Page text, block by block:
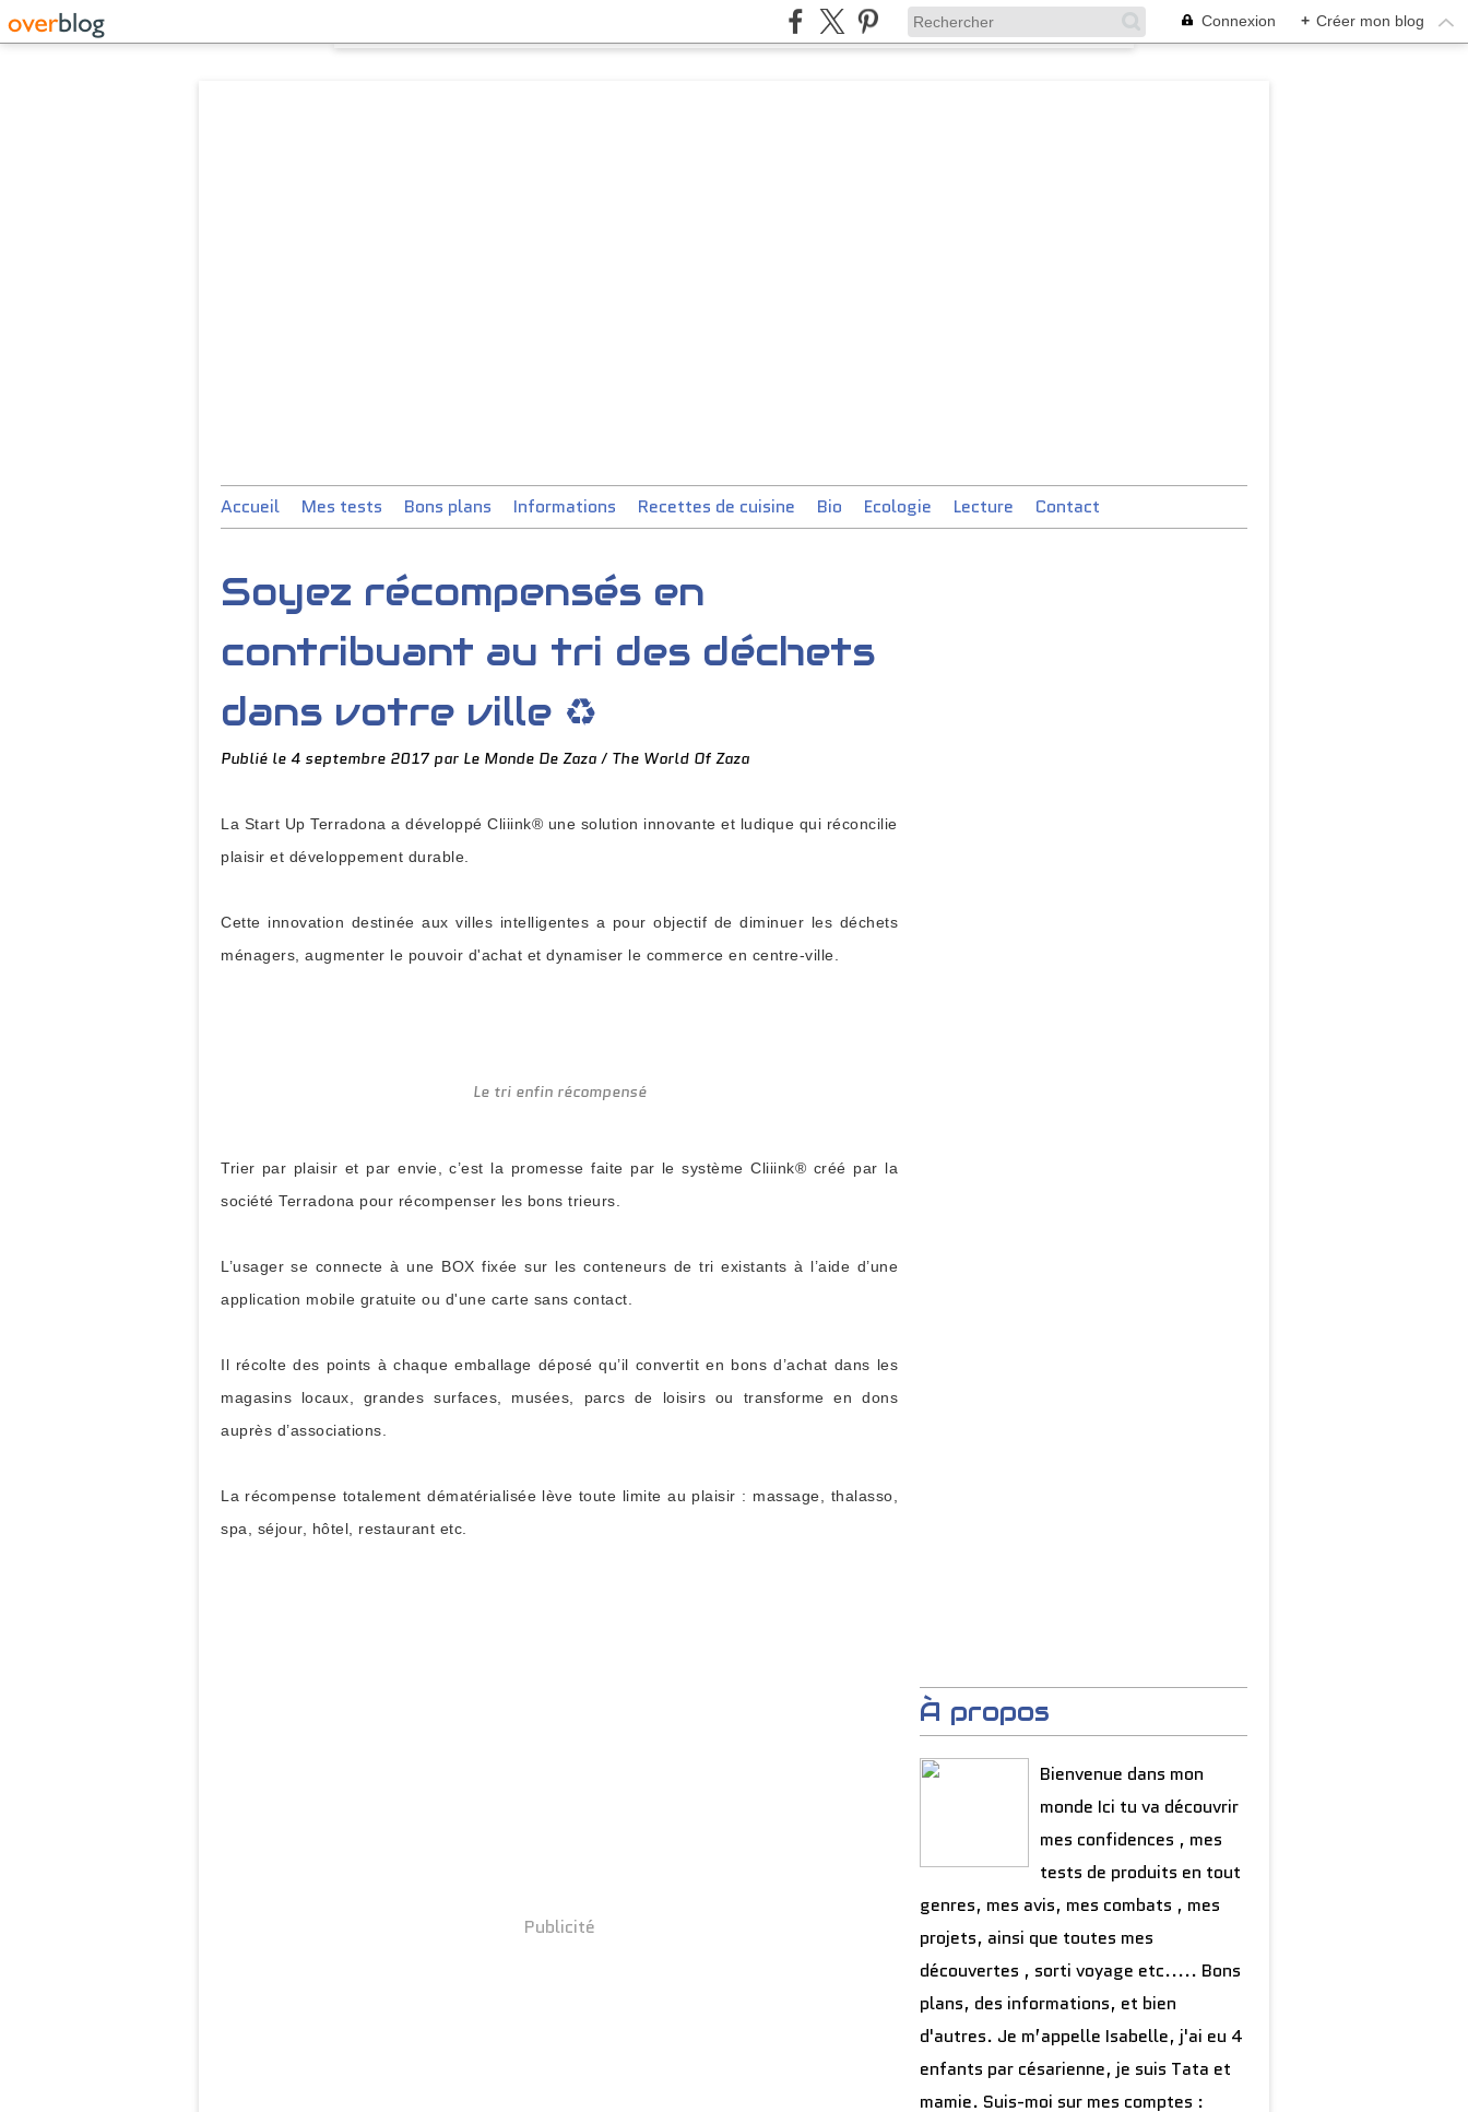
Connexion + Créer mon blog
Accueil Mes tests Bons plans Informations Recettes de cuisine Bio Ecologie Lecture Contact
Soyez récompensés en
contribuant au tri des déchets
dans votre ville ♻️
Publié le 4 septembre 2017 par Le Monde De Zaza / The World Of Zaza
La Start Up Terradona a développé Cliiink® une solution innovante et ludique qui réconcilie
plaisir et développement durable.
Cette innovation destinée aux villes intelligentes a pour objectif de diminuer les déchets
ménagers, augmenter le pouvoir d'achat et dynamiser le commerce en centre-ville.
Le tri enfin récompensé
Trier par plaisir et par envie, c’est la promesse faite par le système Cliiink® créé par la
société Terradona pour récompenser les bons trieurs.
L’usager se connecte à une BOX fixée sur les conteneurs de tri existants à l’aide d’une
application mobile gratuite ou d'une carte sans contact.
Il récolte des points à chaque emballage déposé qu’il convertit en bons d’achat dans les
magasins locaux, grandes surfaces, musées, parcs de loisirs ou transforme en dons
auprès d’associations.
La récompense totalement dématérialisée lève toute limite au plaisir : massage, thalasso,
spa, séjour, hôtel, restaurant etc.
Publicité
À propos
Bienvenue dans mon
monde Ici tu va découvrir
mes confidences , mes
tests de produits en tout
genres, mes avis, mes combats , mes
projets, ainsi que toutes mes
découvertes , sorti voyage etc..... Bons
plans, des informations, et bien
d'autres. Je m’appelle Isabelle, j'ai eu 4
enfants par césarienne, je suis Tata et
mamie. Suis-moi sur mes comptes :